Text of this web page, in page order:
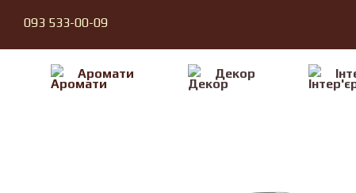
093 533-00-09
Аромати Декор